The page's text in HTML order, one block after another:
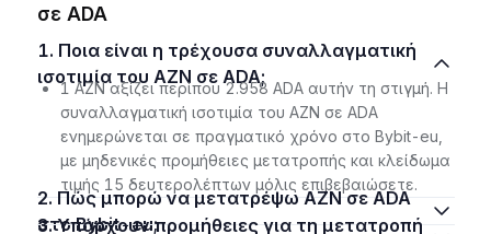
σε ADA
1. Ποια είναι η τρέχουσα συναλλαγματική
ισοτιμία του AZN σε ADA;
1 AZN αξίζει περίπου 2.958 ADA αυτήν τη στιγμή. Η
συναλλαγματική ισοτιμία του AZN σε ADA
ενημερώνεται σε πραγματικό χρόνο στο Bybit-eu,
με μηδενικές προμήθειες μετατροπής και κλείδωμα
τιμής 15 δευτερολέπτων μόλις επιβεβαιώσετε.
2. Πώς μπορώ να μετατρέψω AZN σε ADA
στο Bybit-eu;
3. Υπάρχουν προμήθειες για τη μετατροπή